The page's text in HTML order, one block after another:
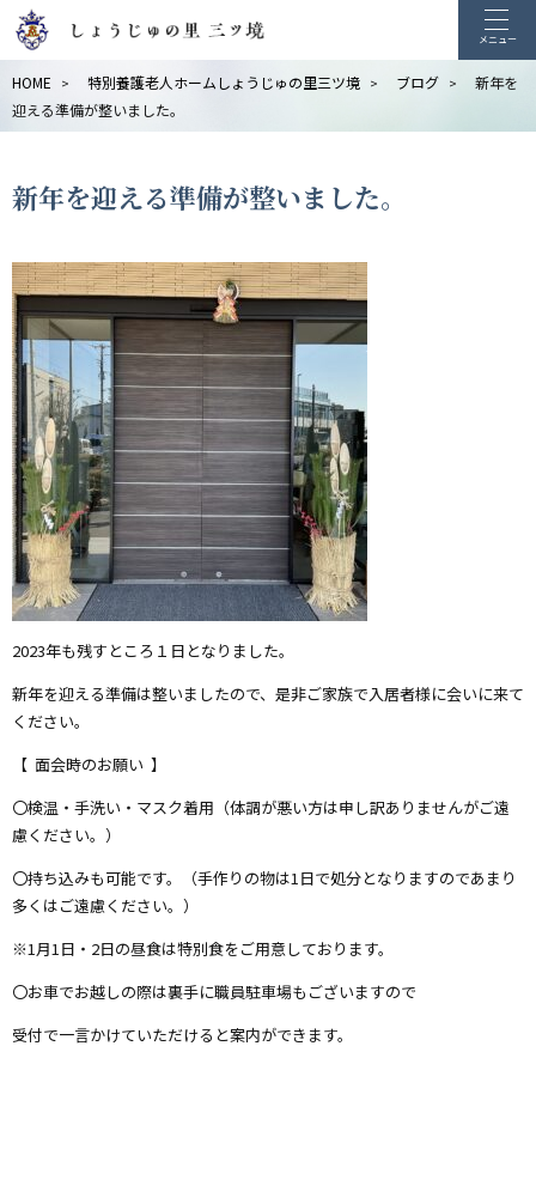
メニュー
HOME > 特別養護老人ホームしょうじゅの里三ツ境 > ブログ >
新年を
迎える準備が整いました。
新年を迎える準備が整いました。
2023年も残すところ１日となりました。
新年を迎える準備は整いましたので、是非ご家族で入居者様に会いに来て
ください。
【 面会時のお願い 】
〇検温・手洗い・マスク着用（体調が悪い方は申し訳ありませんがご遠
慮ください。）
〇持ち込みも可能です。（手作りの物は1日で処分となりますのであまり
多くはご遠慮ください。）
※1月1日・2日の昼食は特別食をご用意しております。
〇お車でお越しの際は裏手に職員駐車場もございますので
受付で一言かけていただけると案内ができます。